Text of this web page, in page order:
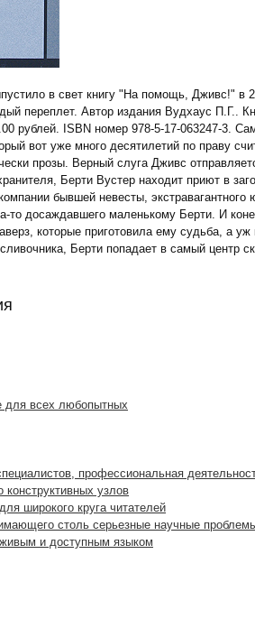
в свет книгу "На помощь, Дживс!" в
переплет. Автор издания Вудхаус П.Г..
рублей. ISBN номер 978-5-17-063247-3.
вот уже много десятилетий по праву
прозы. Верный слуга Дживс
Берти Вустер находит приют в
бывшей невесты,
то досаждавшего маленькому Берти. И
которые приготовила ему судьба, а
Берти попадает в самый центр
для всех любопытных
профессиональная
конструктивных узлов
широкого круга читателей
столь серьезные научные
и доступным языком